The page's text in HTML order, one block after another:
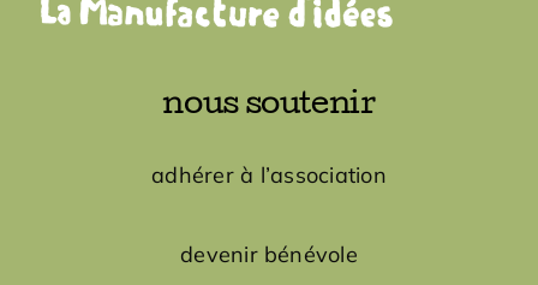
nous soutenir
adhérer à l’association
devenir bénévole